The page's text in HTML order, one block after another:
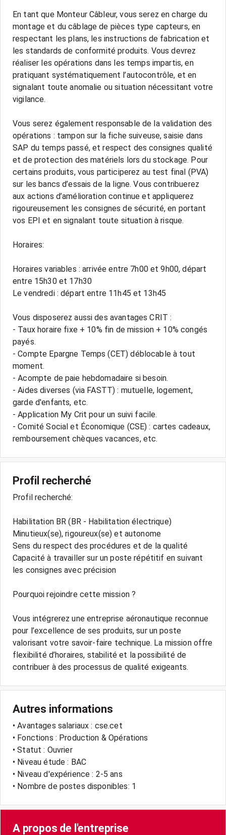
En tant que Monteur Câbleur, vous serez en charge du
montage et du câblage de pièces type capteurs, en
respectant les plans, les instructions de fabrication et
les standards de conformité produits. Vous devrez
réaliser les opérations dans les temps impartis, en
pratiquant systématiquement l’autocontrôle, et en
signalant toute anomalie ou situation nécessitant votre
vigilance.
Vous serez également responsable de la validation des
opérations : tampon sur la fiche suiveuse, saisie dans
SAP du temps passé, et respect des consignes qualité
et de protection des matériels lors du stockage. Pour
certains produits, vous participerez au test final (PVA)
sur les bancs d’essais de la ligne. Vous contribuerez
aux actions d’amélioration continue et appliquerez
rigoureusement les consignes de sécurité, en portant
vos EPI et en signalant toute situation à risque.
Horaires:
Horaires variables : arrivée entre 7h00 et 9h00, départ
entre 15h30 et 17h30
Le vendredi : départ entre 11h45 et 13h45
Vous disposerez aussi des avantages CRIT :
- Taux horaire fixe + 10% fin de mission + 10% congés
payés.
- Compte Epargne Temps (CET) déblocable à tout
moment.
- Acompte de paie hebdomadaire si besoin.
- Aides diverses (via FASTT) : mutuelle, logement,
garde d'enfants, etc.
- Application My Crit pour un suivi facile.
- Comité Social et Économique (CSE) : cartes cadeaux,
Profil recherché
Profil recherché:
Habilitation BR (BR - Habilitation électrique)
Minutieux(se), rigoureux(se) et autonome
Sens du respect des procédures et de la qualité
Capacité à travailler sur un poste répétitif en suivant
les consignes avec précision
Pourquoi rejoindre cette mission ?
Vous intégrerez une entreprise aéronautique reconnue
pour l’excellence de ses produits, sur un poste
valorisant votre savoir-faire technique. La mission offre
flexibilité d’horaires, stabilité et la possibilité de
Autres informations
• Avantages salariaux : cse.cet
• Fonctions : Production & Opérations
• Statut : Ouvrier
• Niveau étude : BAC
• Niveau d'expérience : 2-5 ans
• Nombre de postes disponibles: 1
A propos de l'entreprise